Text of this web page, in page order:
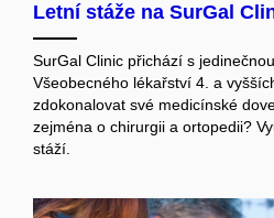
Letní stáže na SurGal
SurGal Clinic přichází s
Všeobecného lékařství 4. a
zdokonalovat své medicínské
zejména o chirurgii a ortopedii?
stáží.